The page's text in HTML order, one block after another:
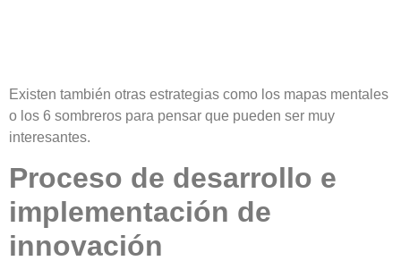
Existen también otras estrategias como los mapas mentales
o los 6 sombreros para pensar que pueden ser muy
interesantes.
Proceso de desarrollo e
implementación de
innovación